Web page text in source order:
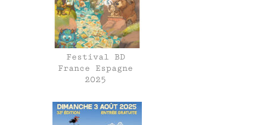
Festival BD
France Espagne
2025